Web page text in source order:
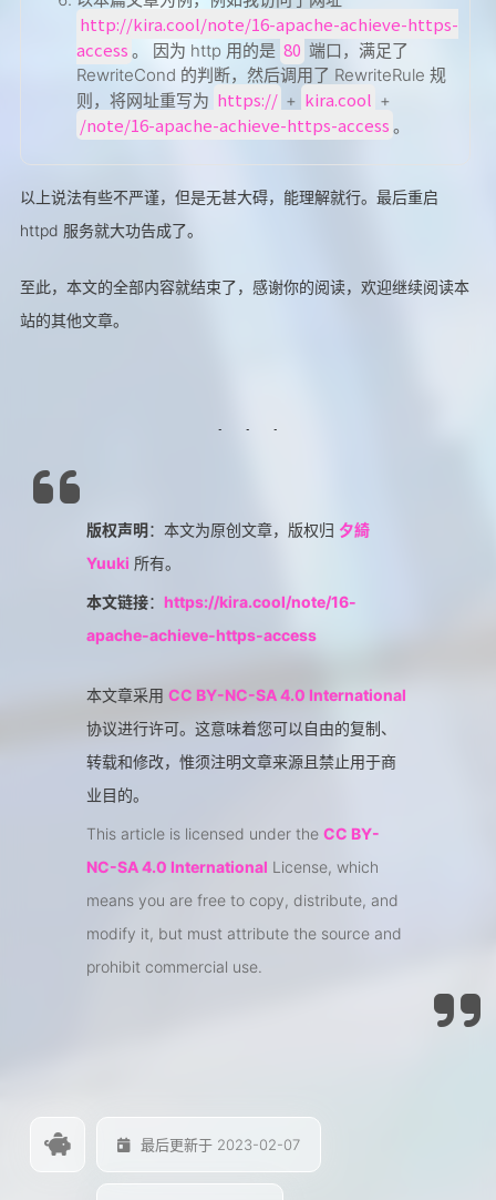
http://kira.cool/note/16-apache-achieve-https-
access 。 因为 http 用的是 80 端口，满足了
RewriteCond 的判断，然后调用了 RewriteRule 规
则，将网址重写为 https:// + kira.cool +
/note/16-apache-achieve-https-access 。
以上说法有些不严谨，但是无甚大碍，能理解就行。最后重启
httpd 服务就大功告成了。
至此，本文的全部内容就结束了，感谢你的阅读，欢迎继续阅读本
站的其他文章。
版权声明：本文为原创文章，版权归 夕綺
Yuuki 所有。
本文链接： https://kira.cool/note/16-
apache-achieve-https-access
本文章采用 CC BY-NC-SA 4.0 International
协议进行许可。这意味着您可以自由的复制、
转载和修改，惟须注明文章来源且禁止用于商
业目的。
This article is licensed under the CC BY-
NC-SA 4.0 International License, which
means you are free to copy, distribute, and
modify it, but must attribute the source and
prohibit commercial use.
最后更新于 2023-02-07